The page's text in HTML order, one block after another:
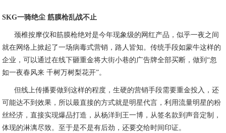
SKG一骑绝尘 筋膜枪乱战不止
颈椎按摩仪和筋膜枪绝对是今年现象级的网红产品，似乎一夜之间
就在网络上掀起了一场病毒式营销，路人皆知。传统手段如蒙牛这样的
企业，可以通过在线下砸重金将大街小巷的广告牌全部买断，做到“忽
如一夜春风来 千树万树梨花开”。
但线上传播要做到这样的程度，生硬的营销手段需要重金投入，还
可能达不到效果，所以最直接的方式就是明星代言，利用流量明星的粉
丝经济，直接实现爆品打造，从杨洋到王一博，从签名款到声音定制，
体现的淋漓尽致。至于是不是有后劲，还要交给时间印证。